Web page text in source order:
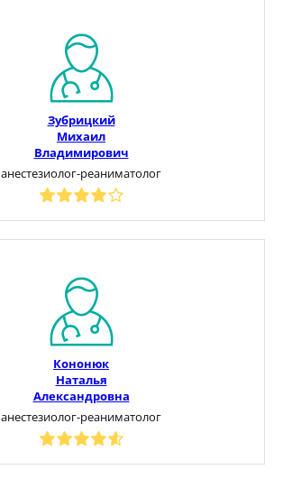
Зубрицкий
Михаил
Владимирович
анестезиолог-реаниматолог
Кононюк
Наталья
Александровна
анестезиолог-реаниматолог